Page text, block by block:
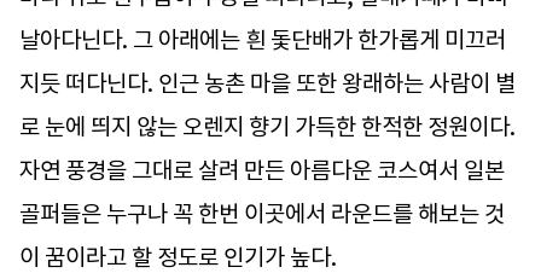
날아다닌다. 그 아래에는 흰 돛단배가 한가롭게 미끄러
지듯 떠다닌다. 인근 농촌 마을 또한 왕래하는 사람이 별
로 눈에 띄지 않는 오렌지 향기 가득한 한적한 정원이다.
자연 풍경을 그대로 살려 만든 아름다운 코스여서 일본
골퍼들은 누구나 꼭 한번 이곳에서 라운드를 해보는 것
이 꿈이라고 할 정도로 인기가 높다.